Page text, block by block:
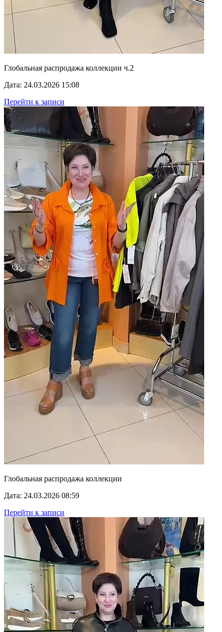
Глобальная распродажа коллекции ч.2
Дата: 24.03.2026 15:08
Перейти к записи
Глобальная распродажа коллекции
Дата: 24.03.2026 08:59
Перейти к записи